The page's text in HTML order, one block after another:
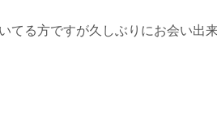
てる方ですが久しぶりにお会い出